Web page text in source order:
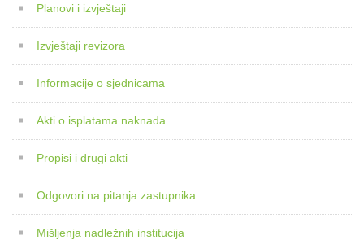
Planovi i izvještaji
Izvještaji revizora
Informacije o sjednicama
Akti o isplatama naknada
Propisi i drugi akti
Odgovori na pitanja zastupnika
Mišljenja nadležnih institucija